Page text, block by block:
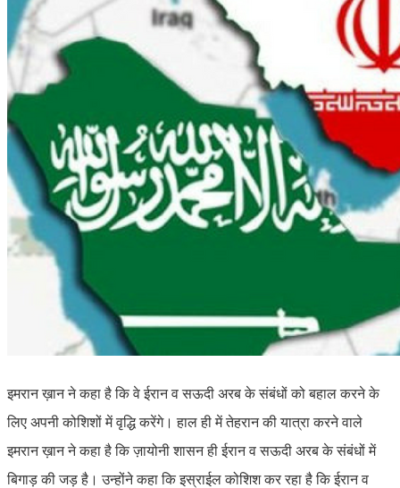
इमरान ख़ान ने कहा है कि वे ईरान व सऊदी अरब के संबंधों को बहाल करने के
लिए अपनी कोशिशों में वृद्धि करेंगे। हाल ही में तेहरान की यात्रा करने वाले
इमरान ख़ान ने कहा है कि ज़ायोनी शासन ही ईरान व सऊदी अरब के संबंधों में
बिगाड़ की जड़ है। उन्होंने कहा कि इस्राईल कोशिश कर रहा है कि ईरान व